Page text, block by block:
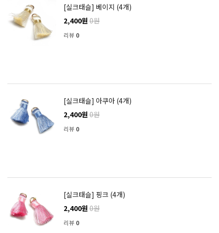
[실크태슬] 베이지 (4개)
2,400원 0원
리뷰 0
[실크태슬] 아쿠아 (4개)
2,400원 0원
리뷰 0
[실크태슬] 핑크 (4개)
2,400원 0원
리뷰 0